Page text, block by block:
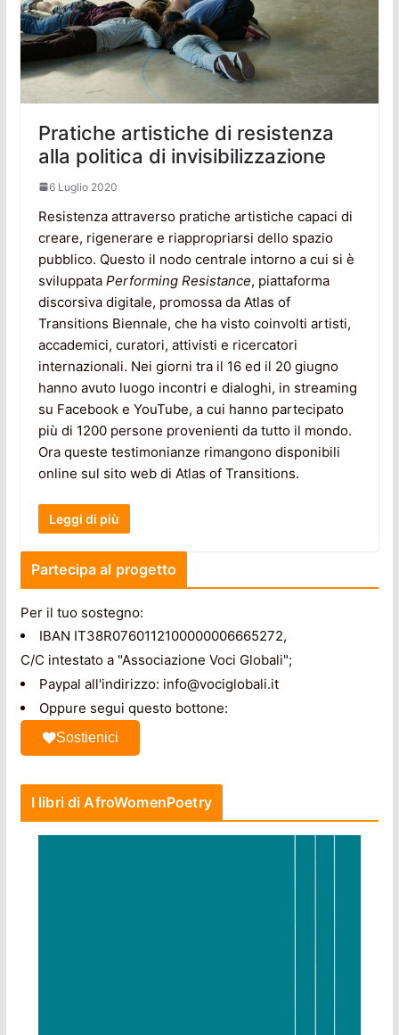
Pratiche artistiche di resistenza
alla politica di invisibilizzazione
6 Luglio 2020
Resistenza attraverso pratiche artistiche capaci di
creare, rigenerare e riappropriarsi dello spazio
pubblico. Questo il nodo centrale intorno a cui si è
sviluppata Performing Resistance, piattaforma
discorsiva digitale, promossa da Atlas of
Transitions Biennale, che ha visto coinvolti artisti,
accademici, curatori, attivisti e ricercatori
internazionali. Nei giorni tra il 16 ed il 20 giugno
hanno avuto luogo incontri e dialoghi, in streaming
su Facebook e YouTube, a cui hanno partecipato
più di 1200 persone provenienti da tutto il mondo.
Ora queste testimonianze rimangono disponibili
online sul sito web di Atlas of Transitions.
Leggi di più
Partecipa al progetto
Per il tuo sostegno:
IBAN IT38R0760112100000006665272,
C/C intestato a "Associazione Voci Globali";
Paypal all'indirizzo: info@vociglobali.it
Oppure segui questo bottone:
Sostienici
I libri di AfroWomenPoetry